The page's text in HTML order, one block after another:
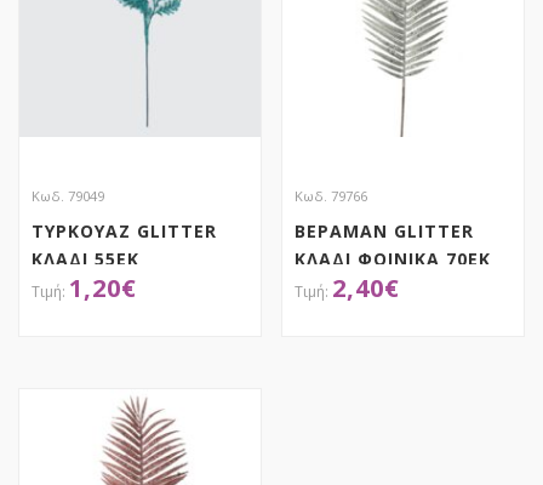
Κωδ. 79049
ΤΥΡΚΟΥΑΖ GLITTER
ΚΛΑΔΙ 55ΕΚ
1,20€
Κωδ. 79766
ΒΕΡΑΜΑΝ GLITTER
ΚΛΑΔΙ ΦΟΙΝΙΚΑ 70ΕΚ
2,40€